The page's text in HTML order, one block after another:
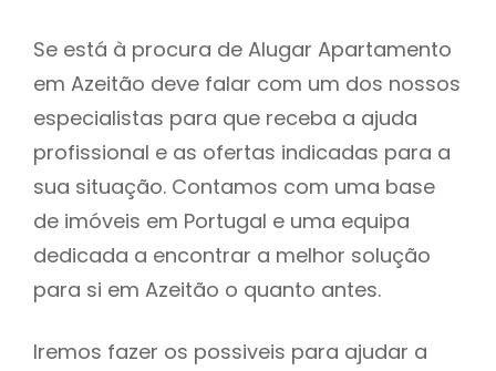
Se está à procura de Alugar Apartamento
em Azeitão deve falar com um dos nossos
especialistas para que receba a ajuda
profissional e as ofertas indicadas para a
sua situação. Contamos com uma base
de imóveis em Portugal e uma equipa
dedicada a encontrar a melhor solução
para si em Azeitão o quanto antes.
Iremos fazer os possiveis para ajudar a